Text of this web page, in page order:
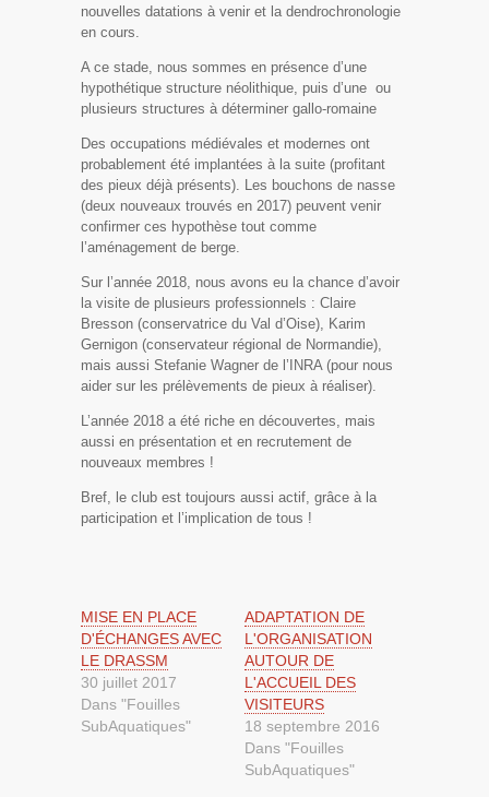
nouvelles datations à venir et la dendrochronologie
en cours.
A ce stade, nous sommes en présence d’une
hypothétique structure néolithique, puis d’une ou
plusieurs structures à déterminer gallo-romaine
Des occupations médiévales et modernes ont
probablement été implantées à la suite (profitant
des pieux déjà présents). Les bouchons de nasse
(deux nouveaux trouvés en 2017) peuvent venir
confirmer ces hypothèse tout comme
l’aménagement de berge.
Sur l’année 2018, nous avons eu la chance d’avoir
la visite de plusieurs professionnels : Claire
Bresson (conservatrice du Val d’Oise), Karim
Gernigon (conservateur régional de Normandie),
mais aussi Stefanie Wagner de l’INRA (pour nous
aider sur les prélèvements de pieux à réaliser).
L’année 2018 a été riche en découvertes, mais
aussi en présentation et en recrutement de
nouveaux membres !
Bref, le club est toujours aussi actif, grâce à la
participation et l’implication de tous !
MISE EN PLACE
D'ÉCHANGES AVEC
LE DRASSM
30 juillet 2017
Dans "Fouilles
SubAquatiques"
ADAPTATION DE
L'ORGANISATION
AUTOUR DE
L'ACCUEIL DES
VISITEURS
18 septembre 2016
Dans "Fouilles
SubAquatiques"